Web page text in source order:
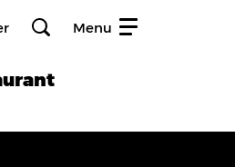
Menu